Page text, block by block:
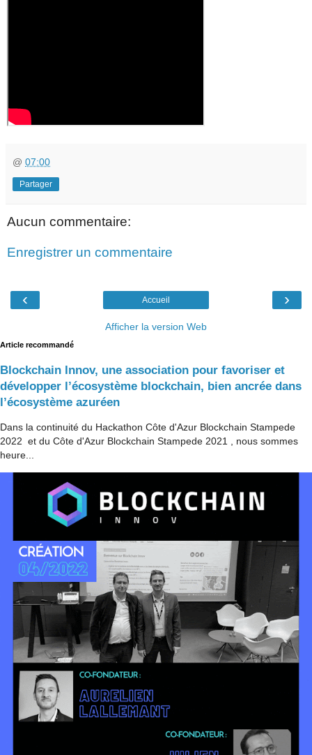
@ 07:00
Partager
Aucun commentaire:
Enregistrer un commentaire
‹ ›
Accueil
Afficher la version Web
Article recommandé
Blockchain Innov, une association pour favoriser et
développer l’écosystème blockchain, bien ancrée dans
l’écosystème azuréen
Dans la continuité du Hackathon Côte d'Azur Blockchain Stampede
2022 et du Côte d'Azur Blockchain Stampede 2021 , nous sommes
heure...